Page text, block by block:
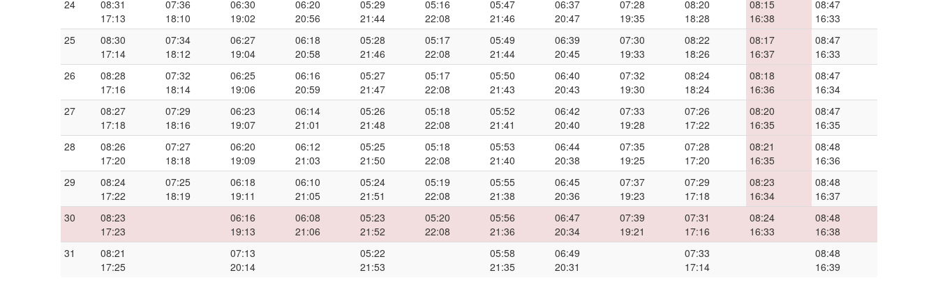
24
08:31
17:13
07:36
18:10
06:30
19:02
06:20
20:56
05:29
21:44
05:16
22:08
05:47
21:46
06:37
20:47
07:28
19:35
08:20
18:28
08:15
16:38
08:47
16:33
25
08:30
17:14
07:34
18:12
06:27
19:04
06:18
20:58
05:28
21:46
05:17
22:08
05:49
21:44
06:39
20:45
07:30
19:33
08:22
18:26
08:17
16:37
08:47
16:33
26
08:28
17:16
07:32
18:14
06:25
19:06
06:16
20:59
05:27
21:47
05:17
22:08
05:50
21:43
06:40
20:43
07:32
19:30
08:24
18:24
08:18
16:36
08:47
16:34
27
08:27
17:18
07:29
18:16
06:23
19:07
06:14
21:01
05:26
21:48
05:18
22:08
05:52
21:41
06:42
20:40
07:33
19:28
07:26
17:22
08:20
16:35
08:47
16:35
28
08:26
17:20
07:27
18:18
06:20
19:09
06:12
21:03
05:25
21:50
05:18
22:08
05:53
21:40
06:44
20:38
07:35
19:25
07:28
17:20
08:21
16:35
08:48
16:36
29
08:24
17:22
07:25
18:19
06:18
19:11
06:10
21:05
05:24
21:51
05:19
22:08
05:55
21:38
06:45
20:36
07:37
19:23
07:29
17:18
08:23
16:34
08:48
16:37
30
08:23
17:23
06:16
19:13
06:08
21:06
05:23
21:52
05:20
22:08
05:56
21:36
06:47
20:34
07:39
19:21
07:31
17:16
08:24
16:33
08:48
16:38
31
08:21
17:25
07:13
20:14
05:22
21:53
05:58
21:35
06:49
20:31
07:33
17:14
08:48
16:39